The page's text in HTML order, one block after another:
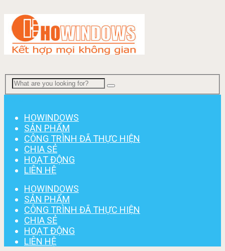
HOWINDOWS
SẢN PHẨM
CÔNG TRÌNH ĐÃ THỰC HIỆN
CHIA SẺ
HOẠT ĐỘNG
LIÊN HỆ
HOWINDOWS
SẢN PHẨM
CÔNG TRÌNH ĐÃ THỰC HIỆN
CHIA SẺ
HOẠT ĐỘNG
LIÊN HỆ